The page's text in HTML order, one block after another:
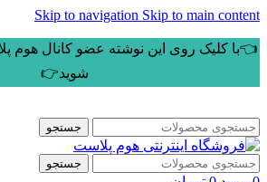
Skip to navigation Skip to main content
👈با کلیک روی این نوشته عضو کانال هوم
شوید👉
جستجو
جستجو